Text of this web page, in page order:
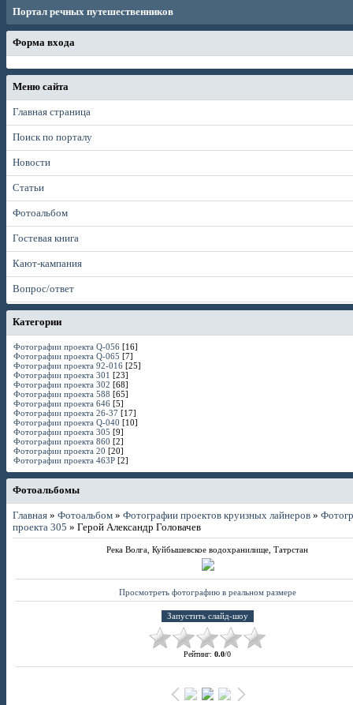
Портал речных путешественников
Форма входа
Меню сайта
Главная страница
Поиск по порталу
Новости
Статьи
Фотоальбом
Гостевая книга
Кают-кампания
Вопрос/ответ
Категории
Фотографии проекта Q-056 [16]
Фотографии проекта Q-065 [7]
Фотографии проекта 92-016 [25]
Фотографии проекта 301
[23]
Фотографии проекта 302 [68]
Фотографии проекта 588 [65]
Фотографии проекта 646 [5]
Фотографии проекта 26-37 [17]
Фотографии проекта Q-040 [10]
Фотографии проекта 305 [9]
Фотографии проекта 860 [2]
Фотографии проекта 20 [20]
Фотографии проекта 463P [2]
Фотоальбомы
Главная » Фотоальбом » Фотографии проектов круизных лайнеров »
проекта 305 » Герой Александр Головачев
Река Волга, Куйбышевское водохранилище, Татрстан
Просмотреть фотографию в реальном размере
Рейтинг: 0.0/0